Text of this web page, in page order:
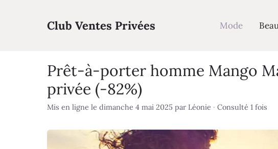
Club Ventes Privées Mode
Prêt-à-porter homme Mango
privée (-82%)
Mis en ligne le dimanche 4 mai 2025 par Léonie · Consulté 1 fois